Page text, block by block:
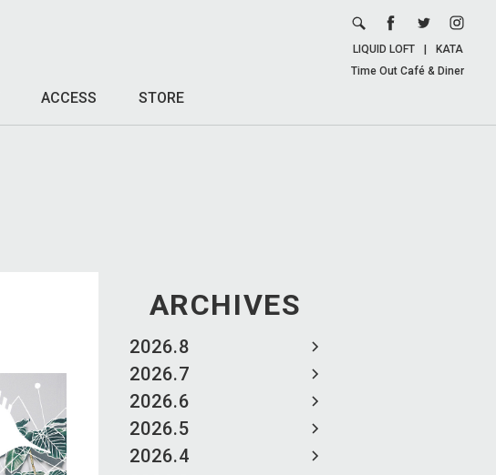
ACCESS STORE
LIQUID LOFT
KATA
Time Out Café & Diner
ARCHIVES
2026.8
2026.7
2026.6
2026.5
2026.4